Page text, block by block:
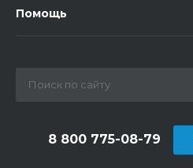
Помощь
8 800 775-08-79